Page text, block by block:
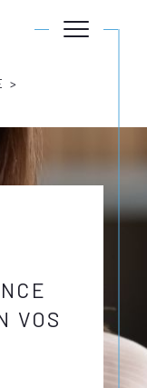
VOS